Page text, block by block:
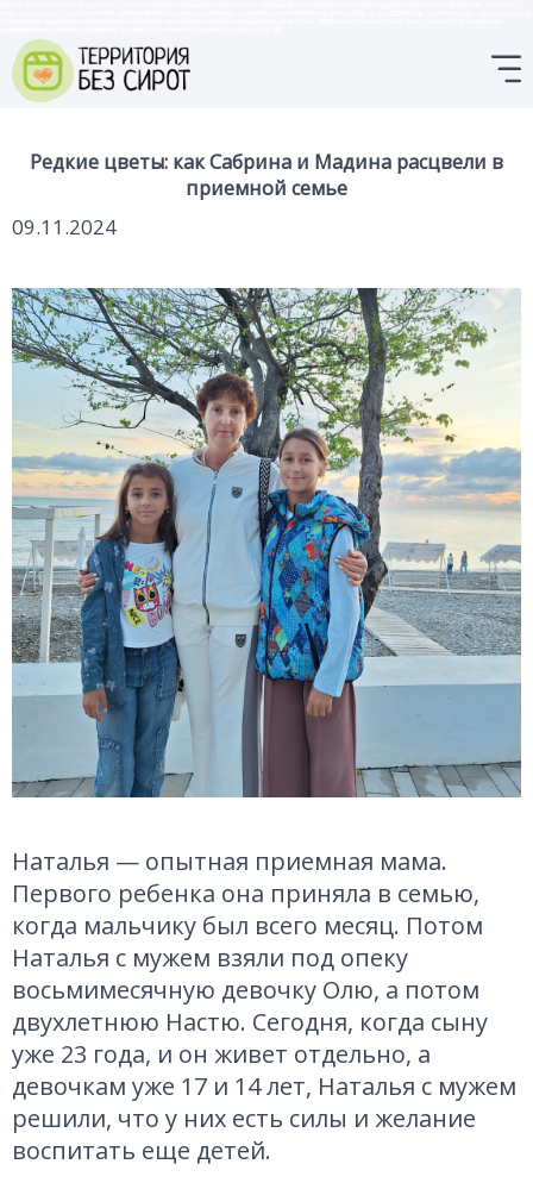
Редкие цветы: как Сабрина и Мадина расцвели в
приемной семье
09.11.2024
Наталья — опытная приемная мама.
Первого ребенка она приняла в семью,
когда мальчику был всего месяц. Потом
Наталья с мужем взяли под опеку
восьмимесячную девочку Олю, а потом
двухлетнюю Настю. Сегодня, когда сыну
уже 23 года, и он живет отдельно, а
девочкам уже 17 и 14 лет, Наталья с мужем
решили, что у них есть силы и желание
воспитать еще детей.